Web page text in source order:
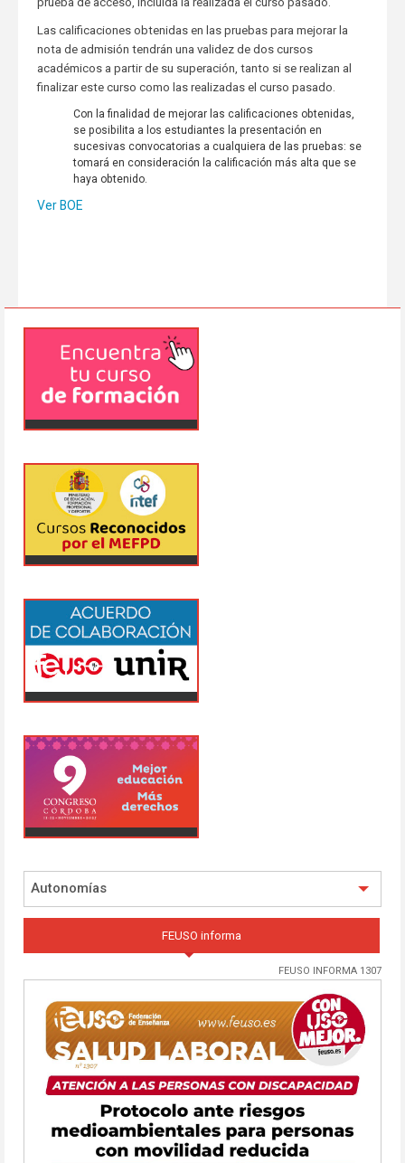
Las calificaciones obtenidas en las pruebas para mejorar la
nota de admisión tendrán una validez de dos cursos
académicos a partir de su superación, tanto si se realizan al
finalizar este curso como las realizadas el curso pasado.
Con la finalidad de mejorar las calificaciones obtenidas,
se posibilita a los estudiantes la presentación en
sucesivas convocatorias a cualquiera de las pruebas: se
tomará en consideración la calificación más alta que se
haya obtenido.
Ver BOE
Autonomías
FEUSO informa
FEUSO INFORMA 1307